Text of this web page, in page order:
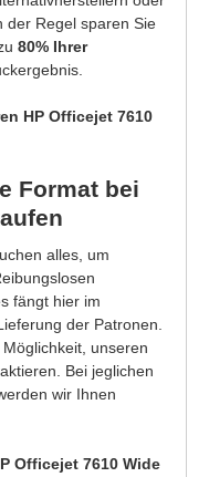
der Regel sparen Sie
80% Ihrer
HP Officejet 7610
Format bei
alles, um
fängt hier im
der Patronen.
unseren
Bei jeglichen
wir Ihnen
Officejet 7610 Wide